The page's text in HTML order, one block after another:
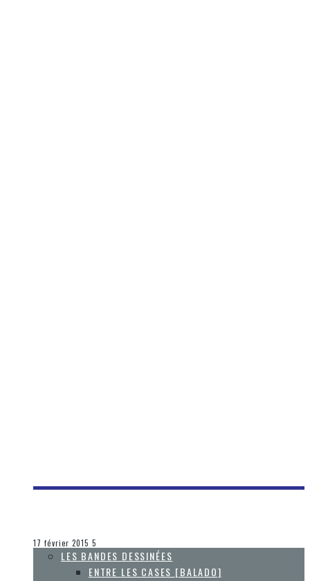
17 février 2015 5
LES BANDES DESSINÉES
ENTRE LES CASES [BALADO]